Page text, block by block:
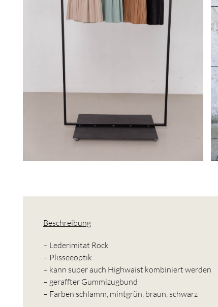
Beschreibung
– Lederimitat Rock
– Plisseeoptik
– kann super auch Highwaist kombiniert werden
– geraffter Gummizugbund
– Farben schlamm, mintgrün, braun, schwarz